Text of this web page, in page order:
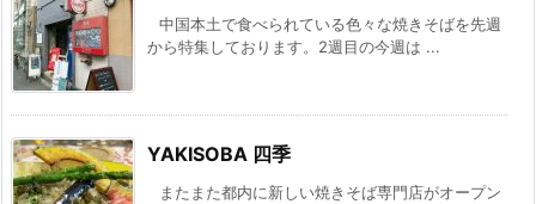
中国本土で食べられている色々な焼きそばを先週
から特集しております。2週目の今週は ...
YAKISOBA 四季
またまた都内に新しい焼きそば専門店がオープン